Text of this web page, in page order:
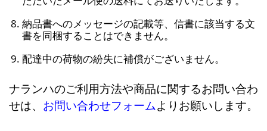
納品書へのメッセージの記載等、信書に該当する文
書を同梱することはできません。
配達中の荷物の紛失に補償がございません。
ナランハのご利用方法や商品に関するお問い合わ
せは、 お問い合わせフォームよりお願いします。